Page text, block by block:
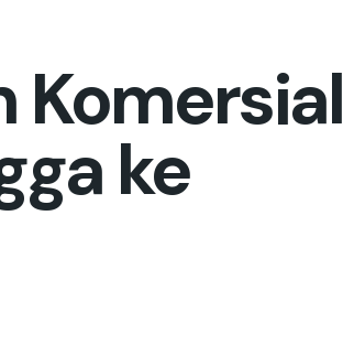
Komersial
ke